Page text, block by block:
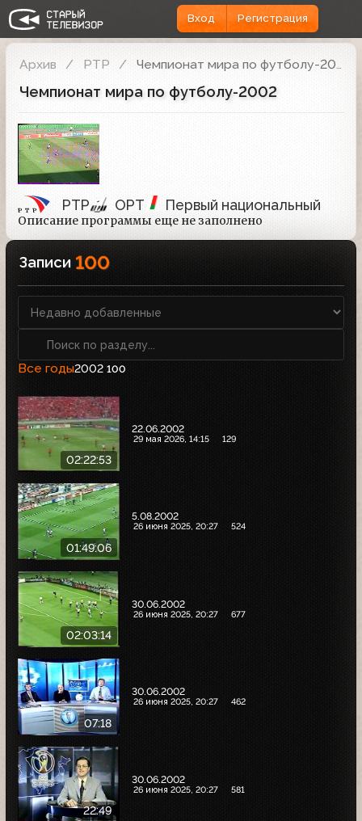
Вход Регистрация
Архив РТР Чемпионат мира по футболу-2002
Чемпионат мира по футболу-2002
РТР ОРТ Первый национальный
Описание программы еще не заполнено
Записи 100
Все годы2002 100
02:22:53
22.06.2002
29 мая 2026, 14:15 129
01:49:06
5.08.2002
26 июня 2025, 20:27 524
02:03:14
30.06.2002
26 июня 2025, 20:27 677
07:18
30.06.2002
26 июня 2025, 20:27 462
22:49
30.06.2002
26 июня 2025, 20:27 581